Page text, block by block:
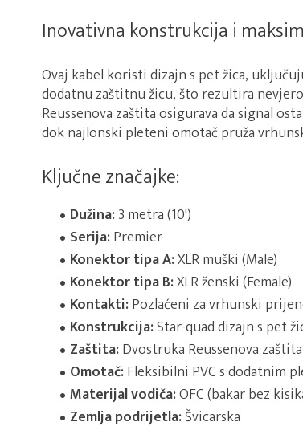
Inovativna konstrukcija i
Ovaj kabel koristi dizajn s pet žica,
dodatnu zaštitnu žicu, što rezultira
Reussenova zaštita osigurava da signal
dok najlonski pleteni omotač pruža
Ključne značajke:
Dužina:3 metra (10')
Serija:Premier
Konektor tipa A:XLR muški (Male)
Konektor tipa B:XLR ženski (Female)
Kontakti:Pozlaćeni za vrhunski
Konstrukcija:Star-quad dizajn s pet
Zaštita:Dvostruka Reussenova
Omotač:Fleksibilni PVC s dodatnim
Materijal vodiča:OFC (bakar bez
Zemlja podrijetla:Švicarska